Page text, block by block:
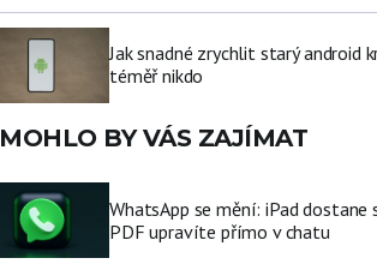
Jak snadné zrychlit starý android
téměř nikdo
MOHLO BY VÁS ZAJÍMAT
WhatsApp se mění: iPad
PDF upravíte přímo v chatu